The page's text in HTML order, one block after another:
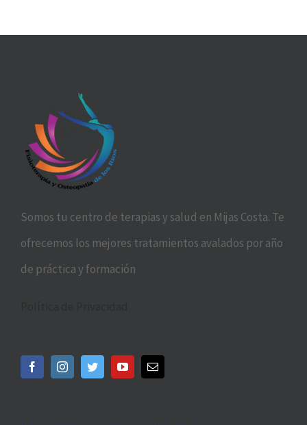
Somos tu centro de terapias y salud en Mijas Costa. Te
ofrecemos los mejores tratamientos avalados por año
de práctica y formación